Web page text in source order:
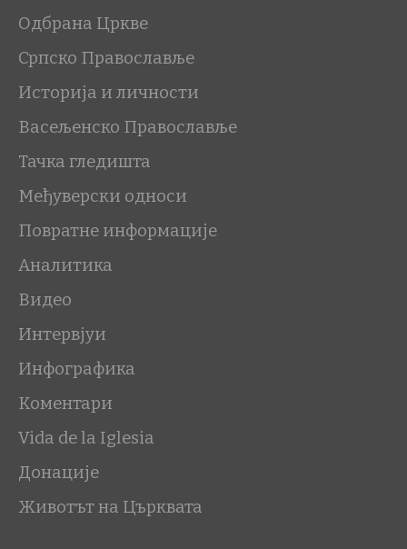
Одбрана Цркве
Српско Православље
Историја и личности
Васељенско Православље
Тачка гледишта
Међуверски односи
Повратне информације
Аналитика
Видео
Интервјуи
Инфографика
Коментари
Vida de la Iglesia
Донације
Животът на Църквата